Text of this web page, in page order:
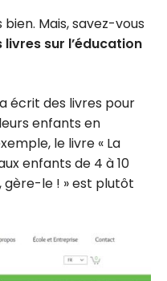
Mais, savez-vous
livres sur l’éducation
a écrit des livres pour
enfants en
le livre « La
enfants de 4 à 10
gère-le ! » est plutôt